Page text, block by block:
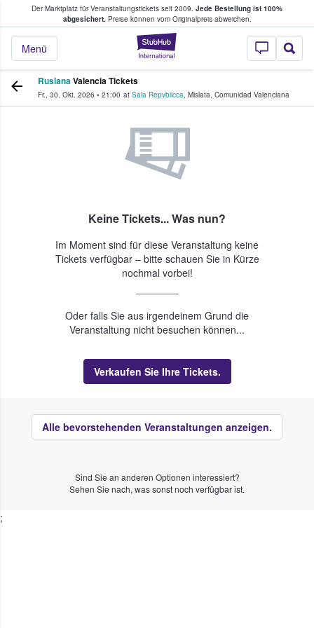
Der Marktplatz für Veranstaltungstickets seit 2009. Jede Bestellung ist 100%
abgesichert.Preise können vom Originalpreis abweichen.
StubHub - Wo
Menü
Tickets kaufen & verkaufen
RuslanaValencia Tickets
Fr., 30. Okt. 2026 • 21:00 at Sala Repvblicca, Mislata, Comunidad Valenciana
Keine Tickets... Was nun?
Im Moment sind für diese Veranstaltung keine
Tickets verfügbar – bitte schauen Sie in Kürze
nochmal vorbei!
Oder falls Sie aus irgendeinem Grund die
Veranstaltung nicht besuchen können...
Verkaufen Sie Ihre Tickets.
Alle bevorstehenden Veranstaltungen anzeigen.
Sind Sie an anderen Optionen interessiert?
Sehen Sie nach, was sonst noch verfügbar ist.
;